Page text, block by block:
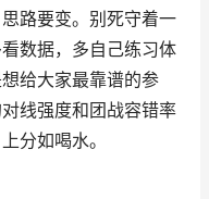
路要变。别死守着一
数据，多自己练习体
给大家最靠谱的参
线强度和团战容错率
分如喝水。